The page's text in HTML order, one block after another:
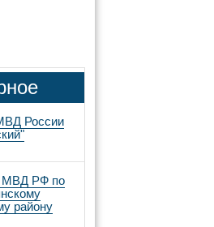
России
МВД РФ по
району